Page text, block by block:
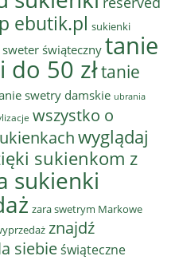
ebutik.pl sukienki
sweter świątecznytanie
do 50 złtanie
swetry damskie ubrania
wszystko o
wyglądaj
sukienkom z
sukienki
zara swetrym Markowe
znajdź
siebieświąteczne